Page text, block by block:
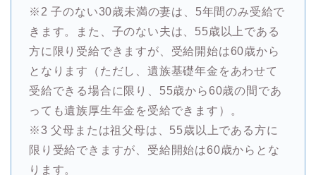
※2 子のない30歳未満の妻は、5年間のみ受給で
きます。また、子のない夫は、55歳以上である
方に限り受給できますが、受給開始は60歳から
となります（ただし、遺族基礎年金をあわせて
受給できる場合に限り、55歳から60歳の間であ
っても遺族厚生年金を受給できます）。
※3 父母または祖父母は、55歳以上である方に
限り受給できますが、受給開始は60歳からとな
ります。